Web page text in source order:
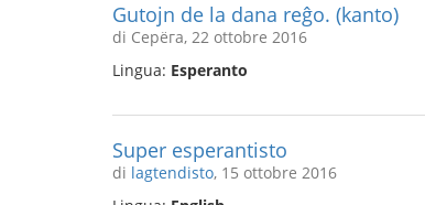
Gutojn de la dana reĝo. (kanto)
di Серёга, 22 ottobre 2016
Lingua: Esperanto
Super esperantisto
di lagtendisto, 15 ottobre 2016